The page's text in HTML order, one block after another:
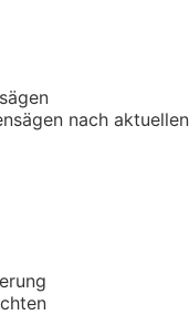
nach aktuellen